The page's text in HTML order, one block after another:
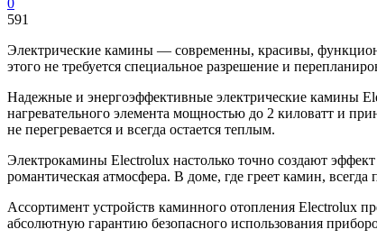
0
591
Электрические камины — современны, красивы,
этого не требуется специальное разрешение и
Надежные и энергоэффективные электрические камины
нагревательного элемента мощностью до 2 киловатт и
не перегревается и всегда остается теплым.
Электрокамины Electrolux настолько точно создают
романтическая атмосфера. В доме, где греет камин,
Ассортимент устройств каминного отопления Electrolux
абсолютную гарантию безопасного использования